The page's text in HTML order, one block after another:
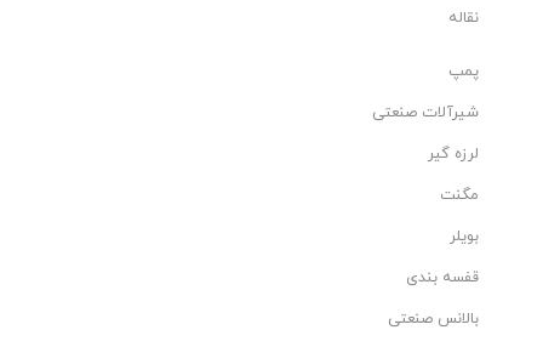
نقاله
پمپ
شیرآلات صنعتی
لرزه گیر
مگنت
بویلر
قفسه بندی
بالانس صنعتی